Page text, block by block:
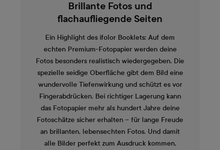
Brillante Fotos und
flachaufliegende Seiten
Ein Highlight des ifolor Booklets: Auf dem
echten Premium-Fotopapier werden deine
Fotos besonders realistisch wiedergegeben. Die
spezielle seidige Oberfläche gibt dem Bild eine
wundervolle Tiefenwirkung und schützt es vor
Fingerabdrücken. Bei richtiger Lagerung kann
das Fotopapier mehr als hundert Jahre deine
Fotoschätze sicher erhalten – für lange Freude
an brillanten, lebensechten Fotos. Und damit
alle Bilder perfekt zum Ausdruck kommen,